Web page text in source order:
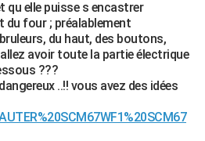
qu elle puisse s encastrer
du four ; préalablement
du haut, des boutons,
avoir toute la partie électrique
???
..!! vous avez des idées